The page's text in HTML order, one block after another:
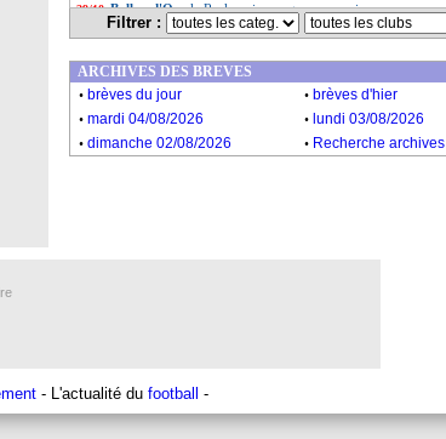
29/10 Ballon d'Or: le Real a mis une grosse pression
Man Utd : Amorim en approche ?
... Liste des brèves du dim. 27 octobre 2024
Filtrer :
ARCHIVES DES BREVES
. brèves du jour . brèves d'hier
. mardi 04/08/2026 . lundi 03/08/2026
. dimanche 02/08/2026 . Recherche archives
- L'actualité du football -